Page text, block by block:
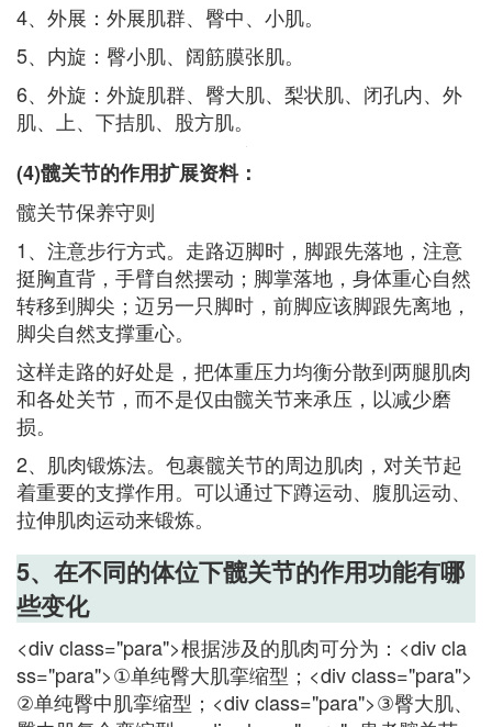
4、外展：外展肌群、臀中、小肌。
5、内旋：臀小肌、阔筋膜张肌。
6、外旋：外旋肌群、臀大肌、梨状肌、闭孔内、外
肌、上、下拮肌、股方肌。
(4)髋关节的作用扩展资料：
髋关节保养守则
1、注意步行方式。走路迈脚时，脚跟先落地，注意
挺胸直背，手臂自然摆动；脚掌落地，身体重心自然
转移到脚尖；迈另一只脚时，前脚应该脚跟先离地，
脚尖自然支撑重心。
这样走路的好处是，把体重压力均衡分散到两腿肌肉
和各处关节，而不是仅由髋关节来承压，以减少磨
损。
2、肌肉锻炼法。包裹髋关节的周边肌肉，对关节起
着重要的支撑作用。可以通过下蹲运动、腹肌运动、
拉伸肌肉运动来锻炼。
5、在不同的体位下髋关节的作用功能有哪
些变化
<div class="para">根据涉及的肌肉可分为：<div cla
ss="para">①单纯臀大肌挛缩型；<div class="para">
②单纯臀中肌挛缩型；<div class="para">③臀大肌、